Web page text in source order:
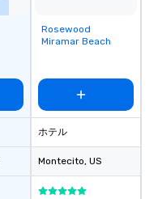
Removed from
favorites
Rosewood
Miramar Beach
ホテル
Montecito, US